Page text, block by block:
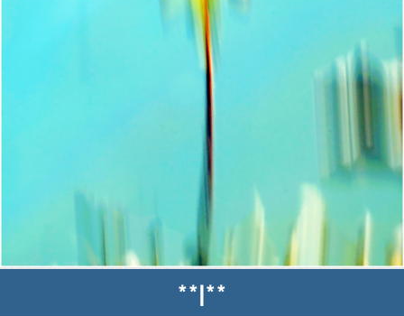
Zapomněli jste heslo?
Měli jste účet na starém webu?
**l**